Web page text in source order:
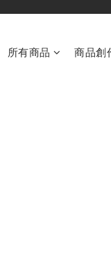
所有商品 商品創